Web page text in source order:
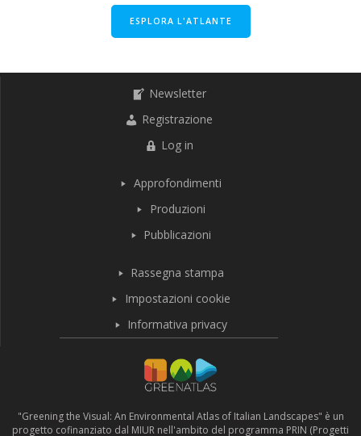
ESPLORA L'ATLANTE
Newsletter
Registrazione
Log in
Approfondimenti
Produzioni
Pubblicazioni
Rassegna stampa
Impostazioni cookie
Informativa privacy
"Greening the Visual: An Environmental Atlas of Italian Landscapes" è un
progetto cofinanziato dal MIUR nell'ambito del programma PRIN (Progetti